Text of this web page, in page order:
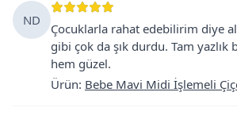
ND
Çocuklarla rahat edebilirim diye
gibi çok da şık durdu. Tam yazlık
hem güzel.
Ürün: Bebe Mavi Midi İşlemeli